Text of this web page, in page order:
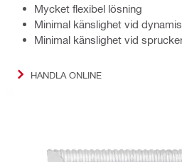
Mycket flexibel lösning
Minimal känslighet vid
Minimal känslighet vid
HANDLA ONLINE